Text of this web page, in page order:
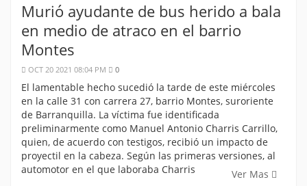
Murió ayudante de bus herido a bala
en medio de atraco en el barrio
Montes
OCT 20 2021 08:04 PM 0
El lamentable hecho sucedió la tarde de este miércoles
en la calle 31 con carrera 27, barrio Montes, suroriente
de Barranquilla. La víctima fue identificada
preliminarmente como Manuel Antonio Charris Carrillo,
quien, de acuerdo con testigos, recibió un impacto de
proyectil en la cabeza. Según las primeras versiones, al
automotor en el que laboraba Charris
Ver Mas